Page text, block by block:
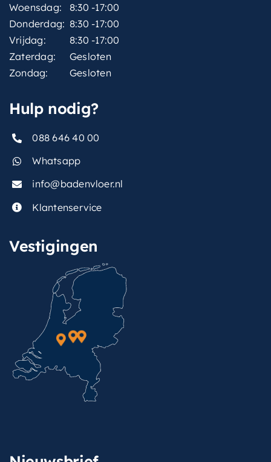
Woensdag:
8:30 -17:00
Donderdag: 8:30 -17:00
Vrijdag:
8:30 -17:00
Zaterdag:
Gesloten
Zondag:
Gesloten
Hulp nodig?
088 646 40 00
Whatsapp
info@badenvloer.nl
Klantenservice
Vestigingen